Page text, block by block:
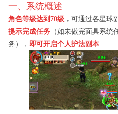
一、系统概述
角色等级达到 70级， 可通过各星球
提示完成任务（如未做完面具系统
务）， 即可开启个人护法副本